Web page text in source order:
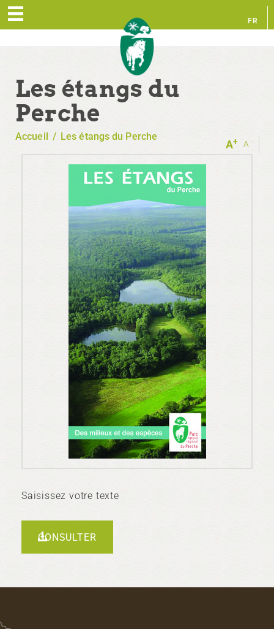
FR
Les étangs du
Perche
-
A
+
A
Accueil / Les étangs du Perche
Saisissez votre texte
CONSULTER